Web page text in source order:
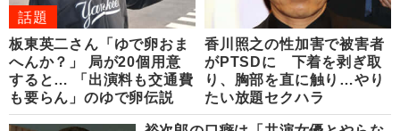
話題
板東英二さん「ゆで卵おま
へんか？」 局が20個用意
すると… 「出演料も交通費
も要らん」のゆで卵伝説
香川照之の性加害で被害者
がPTSDに 下着を剥ぎ取
り、胸部を直に触り…やり
たい放題セクハラ